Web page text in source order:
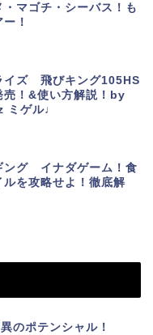
・マゴチ・シーバス！も
！
イズ 飛びキング105HS
売！&使い方解説！by
ミゲル♩
ング イナダゲーム！食
ルを攻略せよ！徹底解
のポテンシャル！